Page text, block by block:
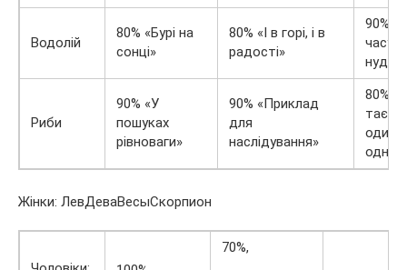
Водолій
80% «Бурі на
сонці»
80% «І в горі, і в
радості»
90%
часу
Риби
90% «У
пошуках
рівноваги»
90% «Приклад
для
наслідування»
80%
один
Жінки: ЛевДеваВесыСкорпион
70%,